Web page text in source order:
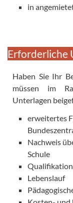
in
Erforderliche
Haben Sie Ihr
müssen im
Unterlagen
erweitertes
Nachweis
Schule
Lebenslauf